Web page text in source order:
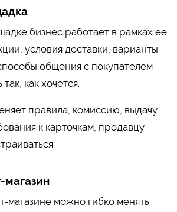
бизнес работает в рамках ее
условия доставки, варианты
общения с покупателем
как хочется.
правила, комиссию, выдачу
к карточкам, продавцу
магазин
магазине можно гибко менять